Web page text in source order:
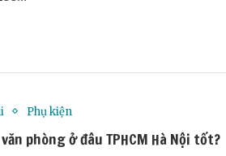
Phụ kiện
phòng ở đâu TPHCM Hà Nội tốt?